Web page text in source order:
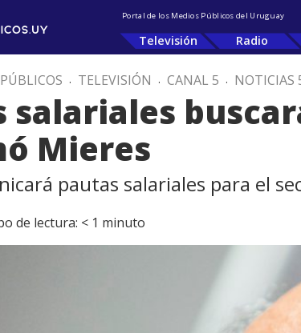
Portal de los Medios Públicos del Uruguay
Televisión Radio
. TELEVISIÓN . CANAL 5 . NOTICIAS
salariales
Mieres
pautas salariales para el
de lectura: < 1 minuto